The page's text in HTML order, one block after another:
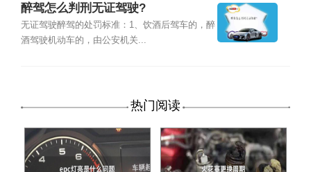
醉驾怎么判刑无证驾驶?
无证驾驶醉驾的处罚标准：1、饮酒后驾车的，醉
酒驾驶机动车的，由公安机关...
热门阅读